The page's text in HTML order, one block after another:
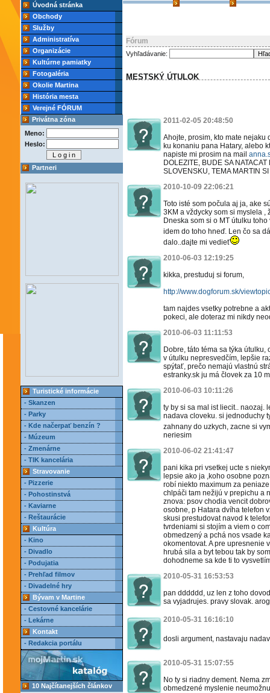
Úvodná stránka
Obchody
Služby
Administratíva
Organizácie
Kultúrne pamiatky
Fotogaléria
Okolie Martina
História mesta
Verejné FÓRUM
Privátna zóna
Meno:
Heslo:
Partneri
Turistické informácie
- Skanzen
- Parky
- Kde načerpať benzín ?
- Múzeum
- Zmenárne
- TIK kancelária
Stravovanie
- Pizzerie
- Pohostinstvá
- Kaviarne
- Reštaurácie
Kultúra
- Kino
- Divadlo
- Podujatia
- Prehľad filmov
- Divadelné hry
Bývam v Martine
- Cestovné kancelárie
- Lekárne
Kontakt
- Redakcia portálu
10 Najčítanejších článkov
Fórum
Vyhľadávanie:
MESTSKÝ ÚTULOK
2011-02-05 20:48:50
Ahojte, prosim, kto mate
ku konaniu pana Hatary, alebo
napiste mi prosim na mail
DOLEZITE, BUDE SA
SLOVENSKU, TEMA MARTIN
2010-10-09 22:06:21
Toto isté som počula aj ja, ake
3KM a vždycky som si myslela ,
Dneska som si o MT útulku
idem do toho hneď. Len čo sa
dalo..dajte mi vedieť
2010-06-03 12:19:25
kikka, prestuduj si forum,
http://www.dogforum.sk/
tam najdes vsetky potrebne a
pokeci, ale doteraz mi nikdy
2010-06-03 11:11:53
Dobre, táto téma sa týka
v útulku nepresvedčím, lepšie
spýtať, prečo nemajú vlastnú
estranky.sk ju má človek za 10
2010-06-03 10:11:26
ty by si sa mal ist liecit.. naozaj.
nadava cloveku. si jednoduchy
zahnany do uzkych, zacne si
neriesim
2010-06-02 21:41:47
pani kika pri vsetkej ucte s
lepsie ako ja ,koho osobne
robí niekto maximum za
chlpáči tam nežijú v prepichu a
znova: psov chodia vencit
osobne, p Hatara dvíha telefon
skusi prestudovat navod k
tvrdeniami si stojím a viem o
obmedzený a pchá nos vsade
okomentovat. A pre upresnenie
hrubá sila a byt tebou tak by
dohodneme sa kde ti to
2010-05-31 16:53:53
pan dddddd, uz len z toho
sa vyjadrujes. pravy slovak.
2010-05-31 16:16:10
dosli argument, nastavaju
2010-05-31 15:07:55
No ty si riadny dement. Nema
obmedzené myslenie